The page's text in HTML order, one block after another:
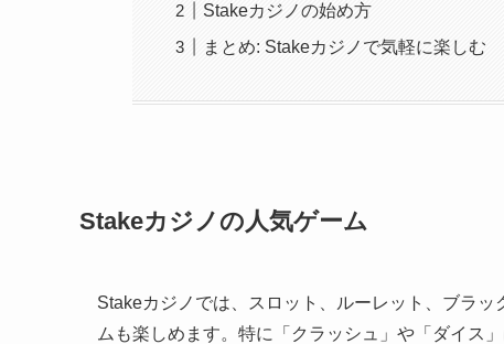
Stakeカジノの始め方
まとめ: Stakeカジノで気軽に楽しむ
Stakeカジノの人気ゲーム
Stakeカジノでは、スロット、ルーレット、ブラ
ムも楽しめます。特に「クラッシュ」や「ダイス